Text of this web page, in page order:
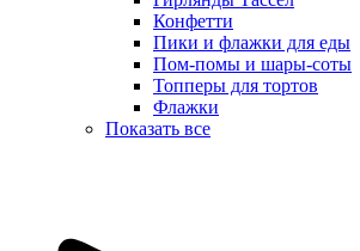
Конфетти
Пики и флажки для еды
Пом-помы и шары-соты
Топперы для тортов
Флажки
Показать все